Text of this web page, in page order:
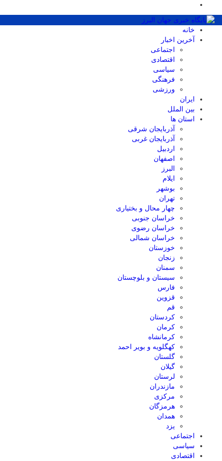
خانه
آخرین اخبار
اجتماعی
اقتصادی
سیاسی
فرهنگی
ورزشی
ایران
بین الملل
استان ها
آذربایجان شرقی
آذربایجان غربی
اردبیل
اصفهان
البرز
ایلام
بوشهر
تهران
چهار محال و بختیاری
خراسان جنوبی
خراسان رضوی
خراسان شمالی
خوزستان
زنجان
سمنان
سیستان و بلوچستان
فارس
قزوین
قم
کردستان
کرمان
کرمانشاه
کهگلویه و بویر احمد
گلستان
گیلان
لرستان
مازندران
مرکزی
هرمزگان
همدان
یزد
اجتماعی
سیاسی
اقتصادی